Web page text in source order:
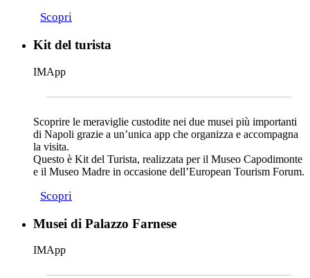
Scopri
Kit del turista
IMApp
Scoprire le meraviglie custodite nei due musei più importanti
di Napoli grazie a un’unica app che organizza e accompagna
la visita.
Questo è Kit del Turista, realizzata per il Museo Capodimonte
e il Museo Madre in occasione dell’European Tourism Forum.
Scopri
Musei di Palazzo Farnese
IMApp